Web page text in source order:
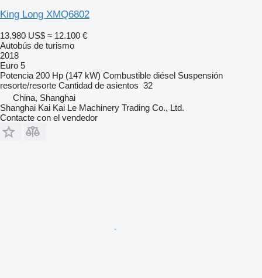
King Long XMQ6802
13.980 US$ ≈ 12.100 €
Autobús de turismo
2018
Euro 5
Potencia 200 Hp (147 kW) Combustible diésel Suspensión
resorte/resorte Cantidad de asientos 32
China, Shanghai
Shanghai Kai Kai Le Machinery Trading Co., Ltd.
Contacte con el vendedor